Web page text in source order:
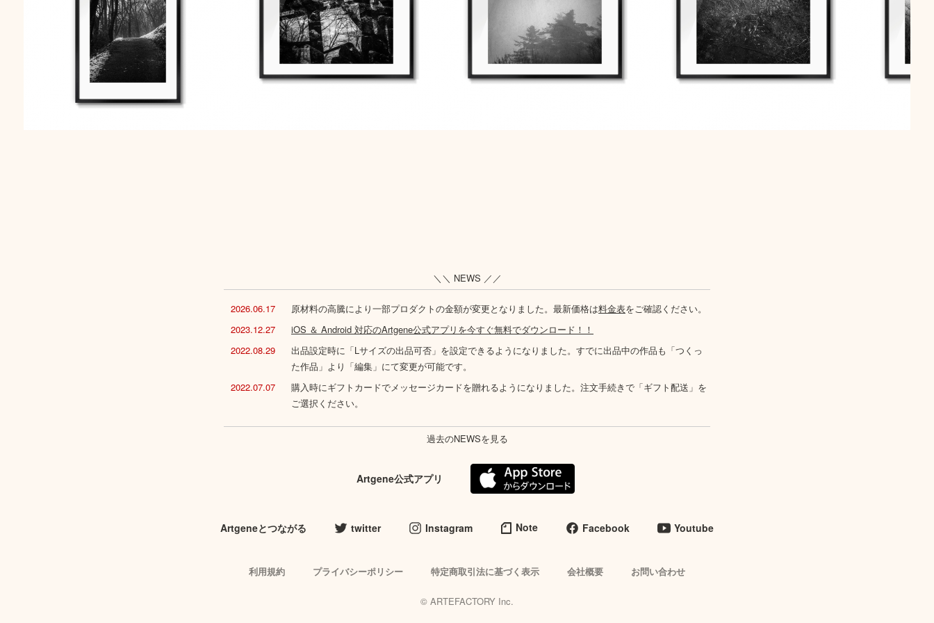
＼＼ NEWS ／／
2026.06.17 原材料の高騰により一部プロダクトの金額が変更となりました。最新価格は料金表をご確認ください。
2023.12.27
iOS ＆ Android 対応のArtgene公式アプリを今すぐ無料でダウンロード！！
2022.08.29
出品設定時に「Lサイズの出品可否」を設定できるようになりました。すでに出品中の作品も「つくっ
た作品」より「編集」にて変更が可能です。
2022.07.07
購入時にギフトカードでメッセージカードを贈れるようになりました。注文手続きで「ギフト配送」を
ご選択ください。
過去のNEWSを見る
Artgene公式アプリ
Artgeneとつながる twitter Instagram Note Facebook Youtube
利用規約 プライバシーポリシー 特定商取引法に基づく表示 会社概要 お問い合わせ
© ARTEFACTORY Inc.